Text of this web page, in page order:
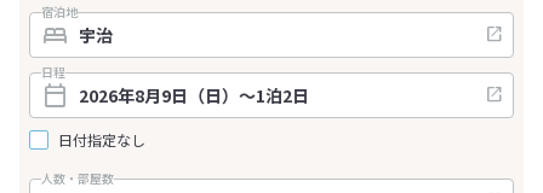
宿泊地
日程
日付指定なし
人数・部屋数